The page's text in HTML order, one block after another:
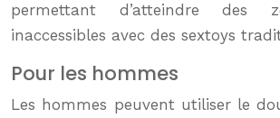
permettant d’atteindre des
inaccessibles avec des sextoys
Pour les hommes
Les hommes peuvent utiliser le